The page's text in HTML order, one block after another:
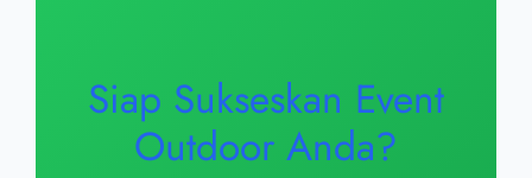
Siap Sukseskan Event
Outdoor Anda?